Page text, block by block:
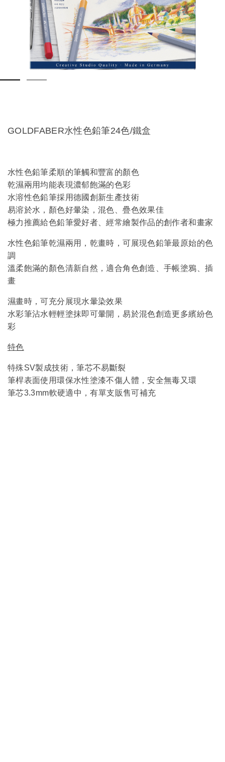
GOLDFABER水性色鉛筆24色/鐵盒
水性色鉛筆柔順的筆觸和豐富的顏色
乾濕兩用均能表現濃郁飽滿的色彩
水溶性色鉛筆採用德國創新生產技術
易溶於水，顏色好暈染，混色、疊色效果佳
極力推薦給色鉛筆愛好者、經常繪製作品的創作者和畫家
水性色鉛筆乾濕兩用，乾畫時，可展現色鉛筆最原始的色
調
溫柔飽滿的顏色清新自然，適合角色創造、手帳塗鴉、插
畫
濕畫時，可充分展現水暈染效果
水彩筆沾水輕輕塗抹即可暈開，易於混色創造更多繽紛色
彩
特色
特殊SV製成技術，筆芯不易斷裂
筆桿表面使用環保水性塗漆不傷人體，安全無毒又環
筆芯3.3mm軟硬適中，有單支販售可補充